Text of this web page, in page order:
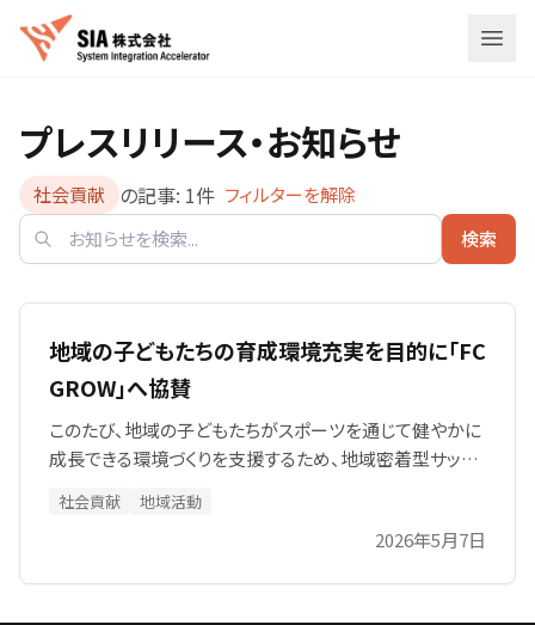
メニ
プレスリリース・お知らせ
社会貢献 の記事: 1件 フィルターを解除
検索
地域の子どもたちの育成環境充実を目的に「FC
GROW」へ協賛
このたび、地域の子どもたちがスポーツを通じて健やかに
成長できる環境づくりを支援するため、地域密着型サッカ
社会貢献 地域活動
2026年5月7日